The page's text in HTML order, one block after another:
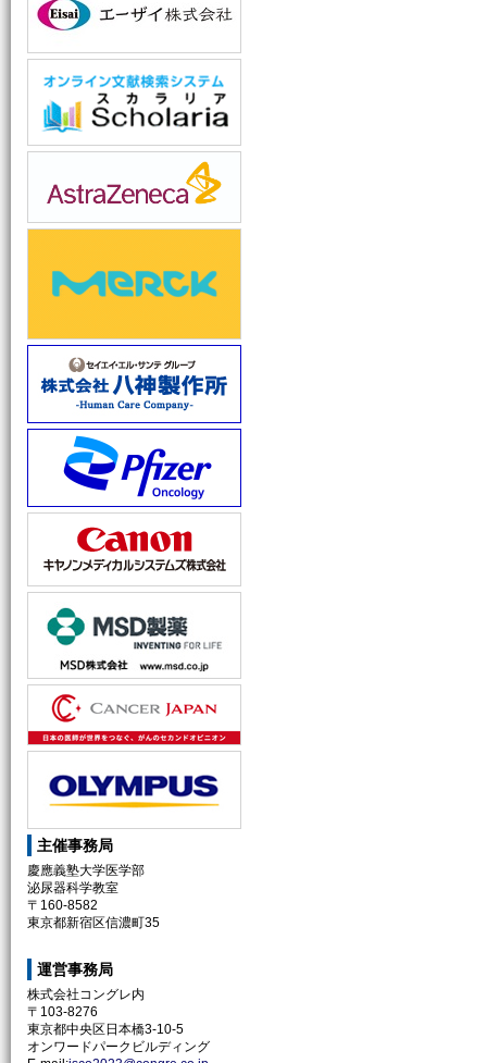
主催事務局
慶應義塾大学医学部
泌尿器科学教室
〒160-8582
東京都新宿区信濃町35
運営事務局
株式会社コングレ内
〒103-8276
東京都中央区日本橋3-10-5
オンワードパークビルディング